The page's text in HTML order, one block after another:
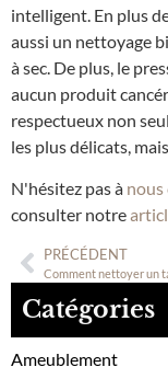
intelligent. En plus
aussi un nettoyage
à sec. De plus, le
aucun produit
respectueux non
les plus délicats,
N'hésitez pas à
consulter notre
PRÉCÉDENT
Catégories
Ameublement